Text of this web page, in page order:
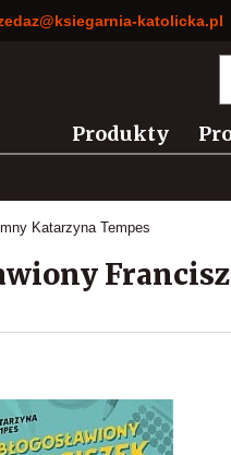
Produkty
Katarzyna Tempes
katolicka.pl